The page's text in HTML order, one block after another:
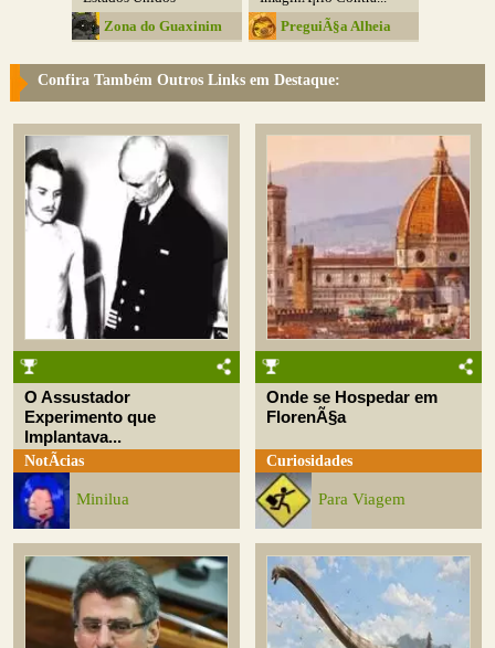
Zona do Guaxinim
PreguiÃ§a Alheia
Confira Também Outros Links em Destaque:
O Assustador
Experimento que
Implantava...
NotÃ­cias
Minilua
Onde se Hospedar em
FlorenÃ§a
Curiosidades
Para Viagem